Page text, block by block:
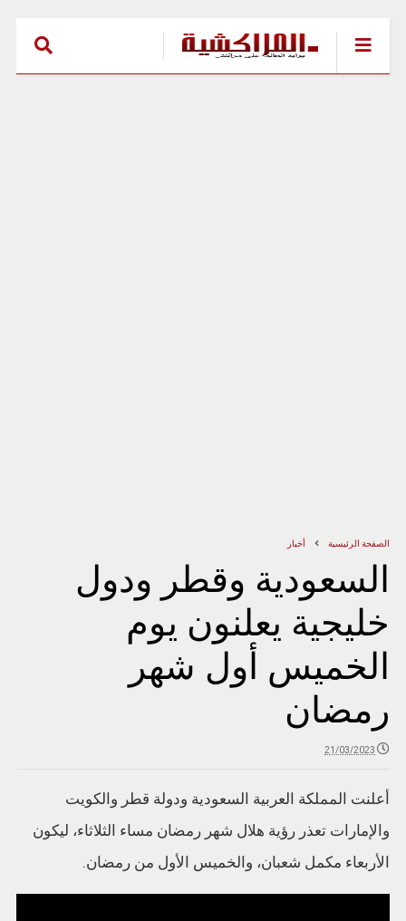
الصفحة الرئيسية أخبار
السعودية وقطر ودول
خليجية يعلنون يوم
الخميس أول شهر
رمضان
21/03/2023
أعلنت المملكة العربية السعودية ودولة قطر والكويت
والإمارات تعذر رؤية هلال شهر رمضان مساء الثلاثاء، ليكون
الأربعاء مكمل شعبان، والخميس الأول من رمضان.